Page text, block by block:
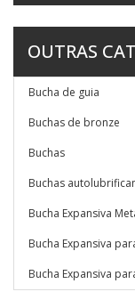
OUTRAS
Bucha de guia
Buchas de bronze
Buchas
Buchas
Bucha Expansiva
Bucha Expansiva
Bucha Expansiva